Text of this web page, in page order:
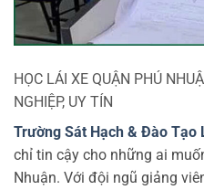
HỌC LÁI XE QUẬN PHÚ
NGHIỆP, UY TÍN
Trường Sát Hạch & Đào Tạo
chỉ tin cậy cho những ai
Nhuận. Với đội ngũ giảng